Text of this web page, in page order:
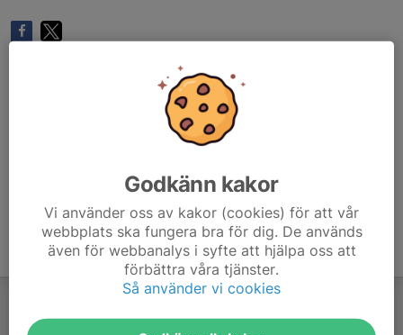
Godkänn kakor
Vi använder oss av kakor (cookies) för att vår
webbplats ska fungera bra för dig. De används
även för webbanalys i syfte att hjälpa oss att
förbättra våra tjänster.
Så använder vi cookies